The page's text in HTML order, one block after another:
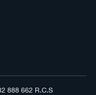
888 662 R.C.S